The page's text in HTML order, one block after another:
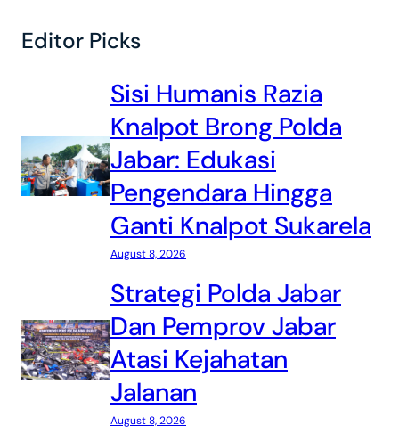
Editor Picks
Sisi Humanis Razia
Knalpot Brong Polda
Jabar: Edukasi
Pengendara Hingga
Ganti Knalpot Sukarela
August 8, 2026
Strategi Polda Jabar
Dan Pemprov Jabar
Atasi Kejahatan
Jalanan
August 8, 2026